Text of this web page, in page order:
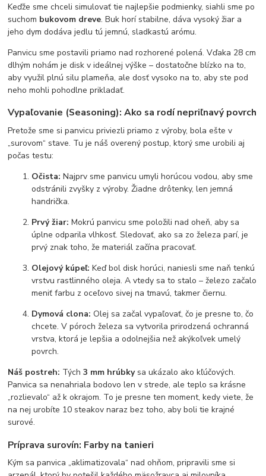
Keďže sme chceli simulovať tie najlepšie podmienky, siahli sme po
suchom bukovom dreve. Buk horí stabilne, dáva vysoký žiar a
jeho dym dodáva jedlu tú jemnú, sladkastú arómu.
Panvicu sme postavili priamo nad rozhorené polená. Vďaka 28 cm
dlhým nohám je disk v ideálnej výške – dostatočne blízko na to,
aby využil plnú silu plameňa, ale dosť vysoko na to, aby ste pod
neho mohli pohodlne prikladať.
Vypaľovanie (Seasoning): Ako sa rodí nepriľnavý povrch
Pretože sme si panvicu priviezli priamo z výroby, bola ešte v
„surovom“ stave. Tu je náš overený postup, ktorý sme urobili aj
počas testu:
Očista: Najprv sme panvicu umyli horúcou vodou, aby sme
odstránili zvyšky z výroby. Žiadne drôtenky, len jemná
handrička.
Prvý žiar: Mokrú panvicu sme položili nad oheň, aby sa
úplne odparila vlhkosť. Sledovať, ako sa zo železa parí, je
prvý znak toho, že materiál začína pracovať.
Olejový kúpeľ: Keď bol disk horúci, naniesli sme naň tenkú
vrstvu rastlinného oleja. A vtedy sa to stalo – železo začalo
meniť farbu z oceľovo sivej na tmavú, takmer čiernu.
Dymová clona: Olej sa začal vypaľovať, čo je presne to, čo
chcete. V póroch železa sa vytvorila prirodzená ochranná
vrstva, ktorá je lepšia a odolnejšia než akýkoľvek umelý
povrch.
Náš postreh: Tých3 mm hrúbkysa ukázalo ako kľúčových.
Panvica sa nenahriala bodovo len v strede, ale teplo sa krásne
„rozlievalo“ až k okrajom. To je presne ten moment, kedy viete, že
na nej urobíte 10 steakov naraz bez toho, aby boli tie krajné
surové.
Príprava surovín: Farby na tanieri
Kým sa panvica „aklimatizovala“ nad ohňom, pripravili sme si